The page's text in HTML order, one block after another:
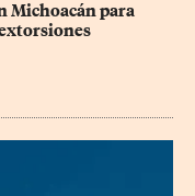
Michoacán para